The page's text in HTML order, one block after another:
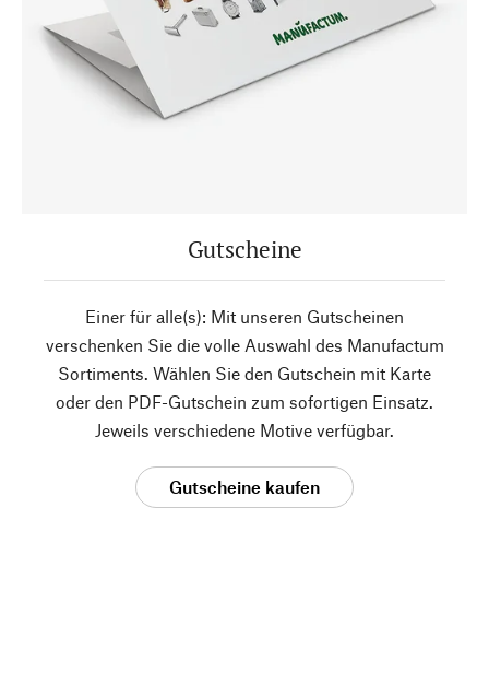
Gutscheine
Einer für alle(s): Mit unseren Gutscheinen
verschenken Sie die volle Auswahl des Manufactum
Sortiments. Wählen Sie den Gutschein mit Karte
oder den PDF-Gutschein zum sofortigen Einsatz.
Jeweils verschiedene Motive verfügbar.
Gutscheine kaufen